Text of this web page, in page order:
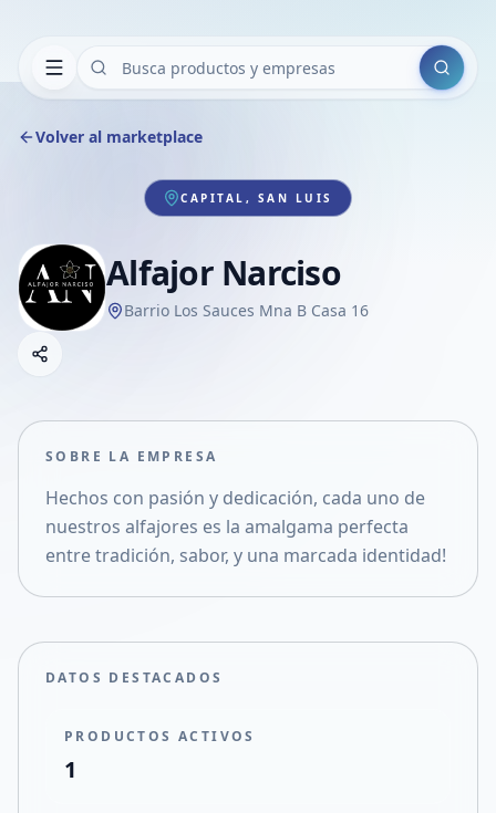
Buscar
Volver al marketplace
CAPITAL, SAN LUIS
Alfajor Narciso
Barrio Los Sauces Mna B Casa 16
Compartir empresa
Compartir en X
SOBRE LA EMPRESA
Hechos con pasión y dedicación, cada uno de
nuestros alfajores es la amalgama perfecta
entre tradición, sabor, y una marcada identidad!
DATOS DESTACADOS
PRODUCTOS ACTIVOS
1